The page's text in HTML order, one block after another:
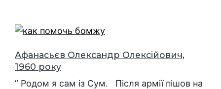
Афанасьєв Олександр Олексійович,
1960 року
” Родом я сам із Сум. Після армії пішов на